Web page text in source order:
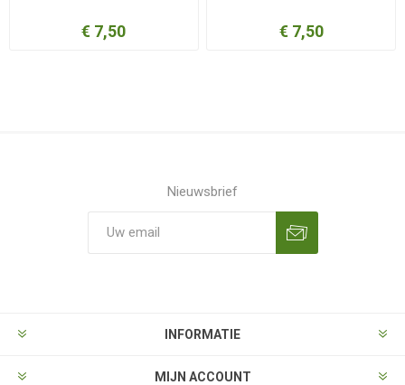
€ 7,50 € 7,50
Nieuwsbrief
INFORMATIE
MIJN ACCOUNT